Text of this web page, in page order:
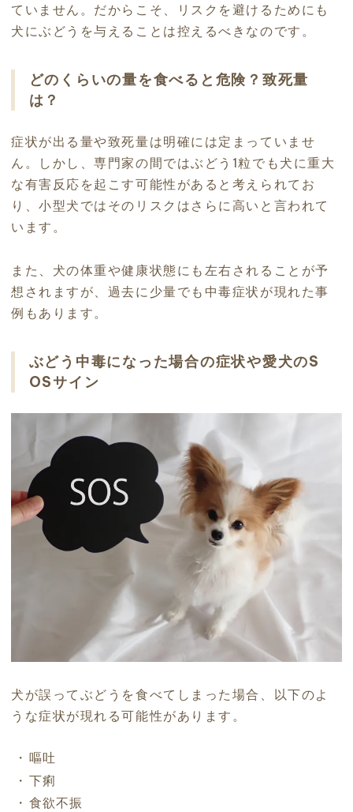
ていません。だからこそ、リスクを避けるためにも
犬にぶどうを与えることは控えるべきなのです。
どのくらいの量を食べると危険？致死量
は？
症状が出る量や致死量は明確には定まっていませ
ん。しかし、専門家の間ではぶどう1粒でも犬に重大
な有害反応を起こす可能性があると考えられてお
り、小型犬ではそのリスクはさらに高いと言われて
います。
また、犬の体重や健康状態にも左右されることが予
想されますが、過去に少量でも中毒症状が現れた事
例もあります。
ぶどう中毒になった場合の症状や愛犬のS
OSサイン
犬が誤ってぶどうを食べてしまった場合、以下のよ
うな症状が現れる可能性があります。
嘔吐
下痢
食欲不振